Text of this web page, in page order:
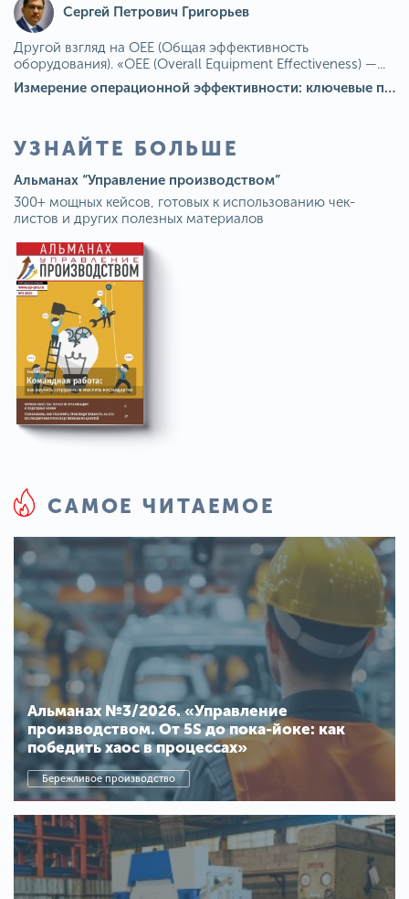
Сергей Петрович Григорьев
Другой взгляд на OEE (Общая эффективность
оборудования). «OEE (Overall Equipment Effectiveness) —...
Измерение операционной эффективности: ключевые показатели для непрерывного совершенствования
УЗНАЙТЕ БОЛЬШЕ
Альманах “Управление производством”
300+ мощных кейсов, готовых к использованию чек-
листов и других полезных материалов
САМОЕ ЧИТАЕМОЕ
Альманах №3/2026. «Управление
производством. От 5S до пока-йоке: как
победить хаос в процессах»
Бережливое производство